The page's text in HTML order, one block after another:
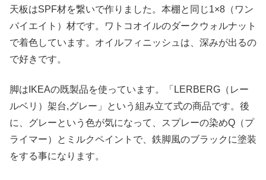
天板はSPF材を繋いで作りました。本棚と同じ1×8（ワン
バイエイト）材です。ワトコオイルのダークウォルナット
で着色しています。オイルフィニッシュは、深みが出るの
で好きです。
脚はIKEAの既製品を使っています。「LERBERG（レー
ルベリ）架台,グレー」という組み立て式の商品です。後
に、グレーという色が気になって、スプレーの染めQ（プ
ライマー）とミルクペイントで、鉄脚風のブラックに塗装
をする事になります。